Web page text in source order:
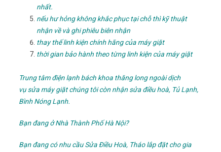
nhất.
nếu hư hỏng không khắc phục tại chỗ thì kỹ thuật
nhận về và ghi phiêu biên nhận
thay thế linh kiện chính hãng của máy giặt
thời gian bảo hành theo từng linh kiện của máy giặt
Trung tâm điện lạnh bách khoa thăng long ngoài dịch
vụ sửa máy giặt chúng tôi còn nhận sửa điều hoà, Tủ Lạnh,
Bình Nóng Lạnh.
Bạn đang ở Nhà Thành Phố Hà Nội?
Bạn đang có nhu cầu Sửa Điều Hoà, Tháo lắp đặt cho gia